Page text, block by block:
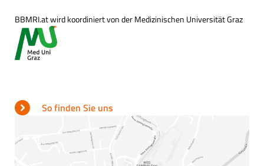
BBMRI.at wird koordiniert von der Medizinischen Universität Graz
So finden Sie uns